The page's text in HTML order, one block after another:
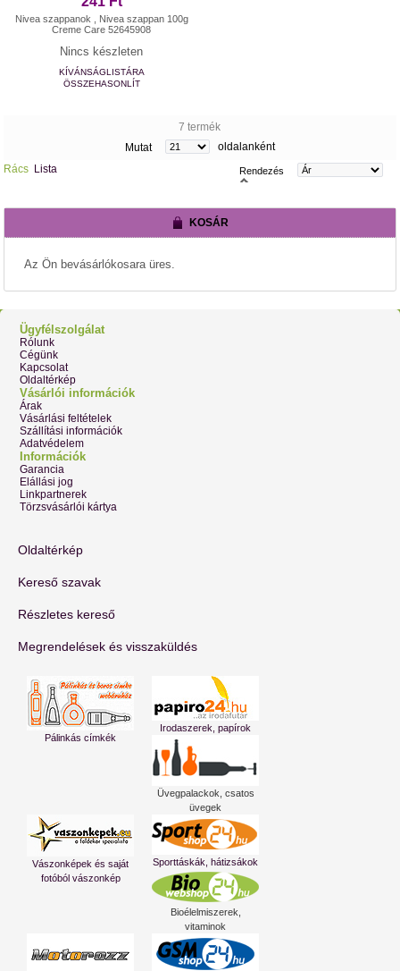
Nivea szappanok , Nivea szappan 100g
Creme Care 52645908
Nincs készleten
KÍVÁNSÁGLISTÁRA
ÖSSZEHASONLÍT
7 termék
Mutat
oldalanként
Rács Lista Rendezés
KOSÁR
Az Ön bevásárlókosara üres.
Ügyfélszolgálat
Rólunk
Cégünk
Kapcsolat
Oldaltérkép
Vásárlói információk
Árak
Vásárlási feltételek
Szállítási információk
Adatvédelem
Információk
Garancia
Elállási jog
Linkpartnerek
Törzsvásárlói kártya
Oldaltérkép
Kereső szavak
Részletes kereső
Megrendelések és visszaküldés
Pálinkás címkék
Irodaszerek, papírok
Üvegpalackok, csatos
üvegek
Vászonképek és saját
fotóból vászonkép
Sporttáskák, hátizsákok
Bioélelmiszerek,
vitaminok